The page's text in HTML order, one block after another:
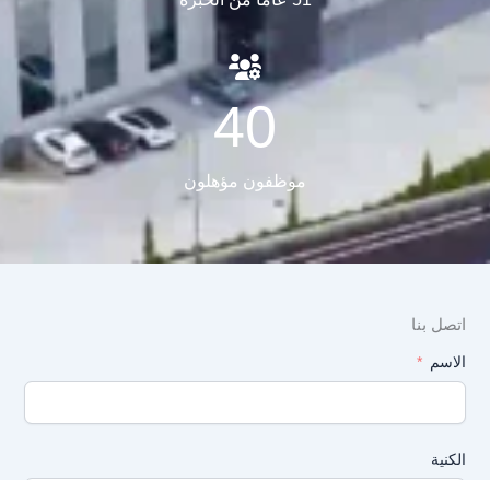
40
موظفون مؤهلون
اتصل بنا
الاسم
الكنية